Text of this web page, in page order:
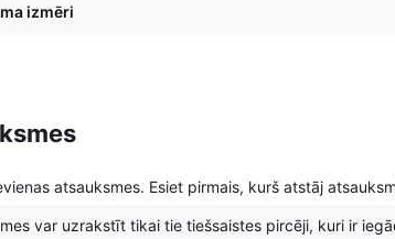
izmēri
atsauksmes. Esiet pirmais, kurš atstāj
var uzrakstīt tikai tie tiešsaistes pircēji, kuri ir